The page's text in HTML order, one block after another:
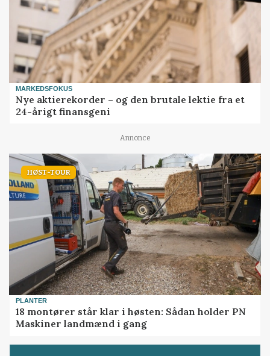
MARKEDSFOKUS
Nye aktierekorder – og den brutale lektie fra et
24-årigt finansgeni
Annonce
HØST-TOUR
PLANTER
18 montører står klar i høsten: Sådan holder PN
Maskiner landmænd i gang